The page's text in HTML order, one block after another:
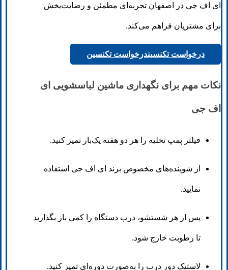
ای اف جی در اصفهان تجربه‌ای مطمئن و رضایت‌بخش
برای مشتریان فراهم می‌کند.
درخواست تکنسیندرخواست تکنسین
نکات مهم برای نگهداری ماشین لباسشویی ای
اف جی
فیلتر پمپ تخلیه را هر دو هفته یک‌بار تمیز کنید.
از شوینده‌های مخصوص برند ای اف جی استفاده
نمایید.
پس از هر شستشو، درب دستگاه را کمی باز بگذارید
تا رطوبت خارج شود.
لاستیک دور درب را به‌صورت دوره‌ای تمیز کنید.